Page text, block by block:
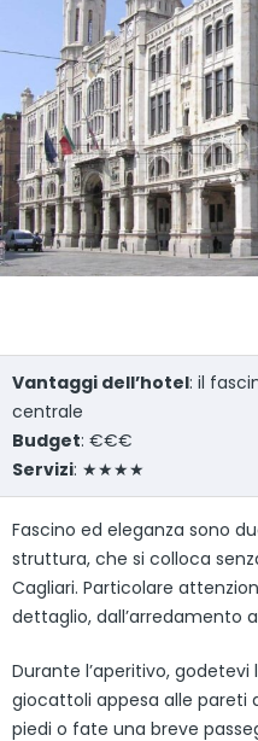
Vantaggi dell’hotel: il
centrale
Budget: €€€
Servizi: ★★★★
Fascino ed eleganza sono
struttura, che si colloca
Cagliari. Particolare
dettaglio, dall’arredamento
Durante l’aperitivo,
giocattoli appesa alle pareti
piedi o fate una breve